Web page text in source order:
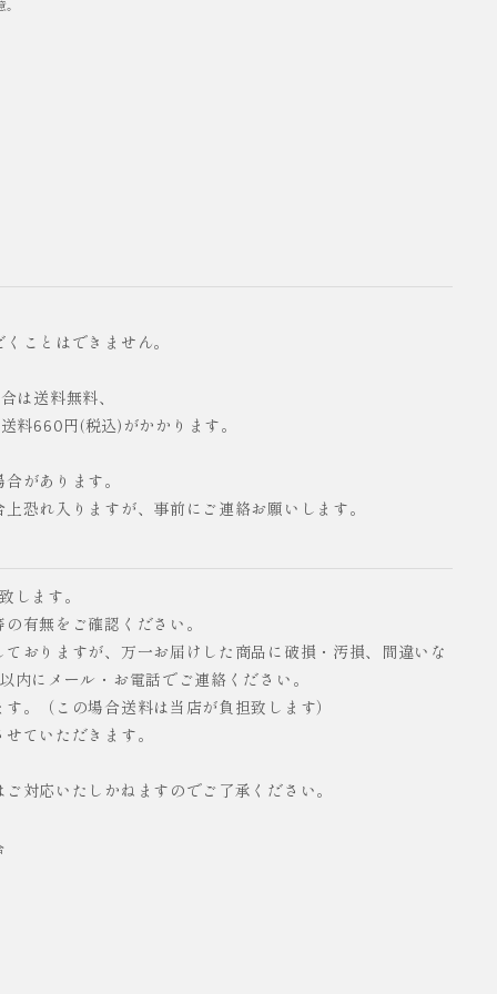
ことはできません。
は送料無料、
料660円(税込)がかかります。
があります。
恐れ入りますが、事前にご連絡お願いします。
します。
有無をご確認ください。
おりますが、万一お届けした商品に破損・汚損、間違いな
内にメール・お電話でご連絡ください。
。（この場合送料は当店が負担致します）
ていただきます。
対応いたしかねますのでご了承ください。